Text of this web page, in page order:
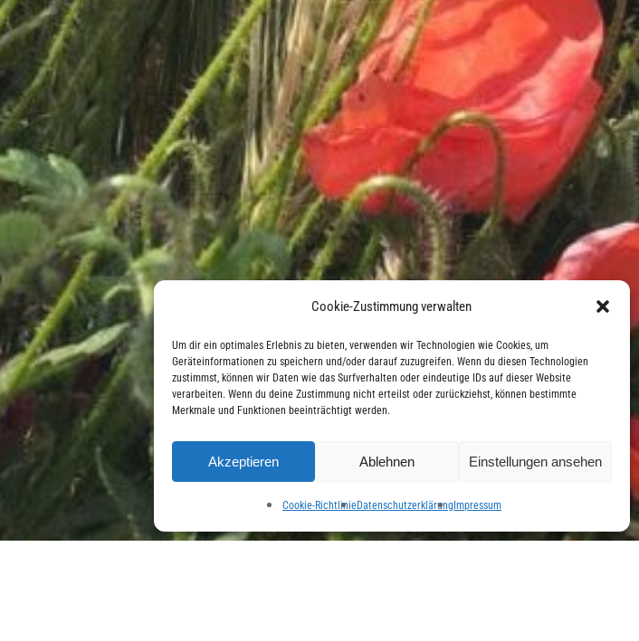
Cookie-Zustimmung verwalten
Um dir ein optimales Erlebnis zu bieten, verwenden wir Technologien wie Cookies, um
Geräteinformationen zu speichern und/oder darauf zuzugreifen. Wenn du diesen Technologien
zustimmst, können wir Daten wie das Surfverhalten oder eindeutige IDs auf dieser Website
verarbeiten. Wenn du deine Zustimmung nicht erteilst oder zurückziehst, können bestimmte
Merkmale und Funktionen beeinträchtigt werden.
Akzeptieren Ablehnen Einstellungen ansehen
Cookie-RichtlinieDatenschutzerklärungImpressum